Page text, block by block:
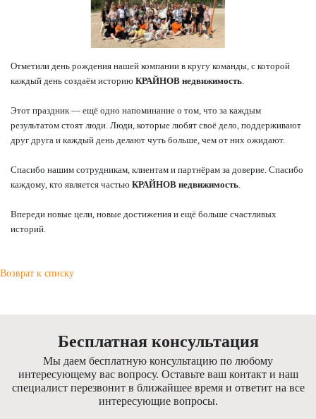
Отметили день рождения нашей компании в кругу команды, с которой
каждый день создаём историю КРАЙНОВ недвижимость
Этот праздник — ещё одно напоминание о том, что за каждым
результатом стоят люди. Люди, которые любят своё дело, поддерживают
друг друга и каждый день делают чуть больше, чем от них ожидают.
Спасибо нашим сотрудникам, клиентам и партнёрам за доверие. Спасибо
каждому, кто является частью КРАЙНОВ недвижимость
Впереди новые цели, новые достижения и ещё больше счастливых
историй.
Возврат к списку
Бесплатная консультация
Мы даем бесплатную консультацию по любому
интересующему вас вопросу. Оставьте ваш контакт и наш
специалист перезвонит в ближайшее время и ответит на все
интересующие вопросы.